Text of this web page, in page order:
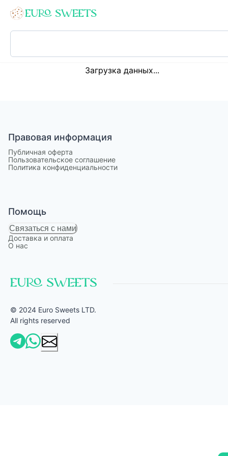
Loading...
Загрузка данных...
Правовая информация
Публичная оферта
Пользовательское соглашение
Политика конфиденциальности
Помощь
Связаться с нами
Доставка и оплата
О нас
© 2024 Euro Sweets LTD.
All rights reserved